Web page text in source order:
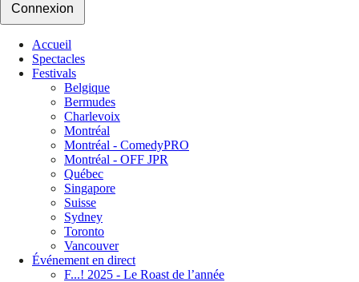
Connexion
Accueil
Spectacles
Festivals
Belgique
Bermudes
Charlevoix
Montréal
Montréal - ComedyPRO
Montréal - OFF JPR
Québec
Singapore
Suisse
Sydney
Toronto
Vancouver
Événement en direct
F...! 2025 - Le Roast de l’année